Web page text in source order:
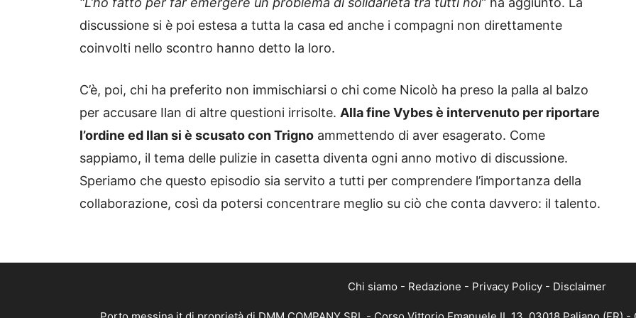
discussione si è poi estesa a tutta la casa ed anche i compagni non direttamente
coinvolti nello scontro hanno detto la loro.
C’è, poi, chi ha preferito non immischiarsi o chi come Nicolò ha preso la palla al balzo
per accusare Ilan di altre questioni irrisolte. Alla fine Vybes è intervenuto per riportare
l’ordine ed Ilan si è scusato con Trigno ammettendo di aver esagerato. Come
sappiamo, il tema delle pulizie in casetta diventa ogni anno motivo di discussione.
Speriamo che questo episodio sia servito a tutti per comprendere l’importanza della
collaborazione, così da potersi concentrare meglio su ciò che conta davvero: il talento.
Chi siamo - Redazione - Privacy Policy - Disclaimer